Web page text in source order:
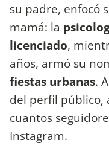
su padre, enfocó
mamá: la
licenciado,
años, armó su
fiestas urbanas.
del perfil público,
cuantos
Instagram.